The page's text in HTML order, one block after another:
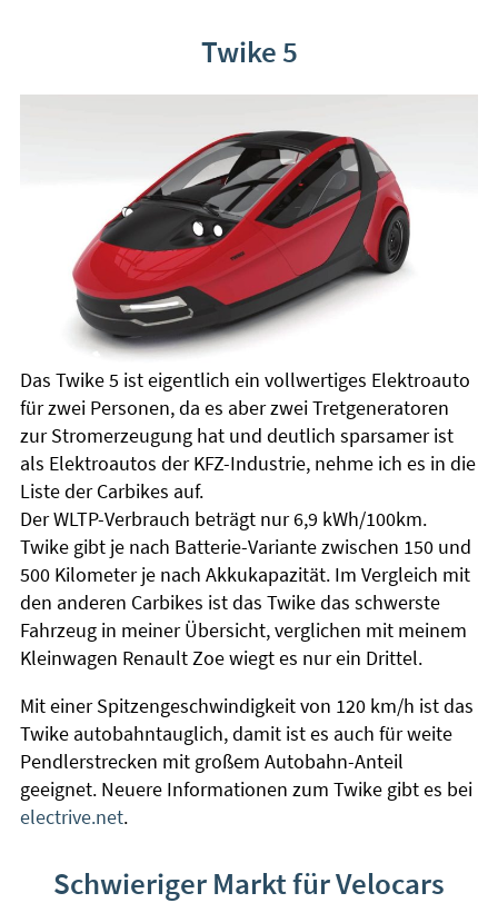
Twike 5
Das Twike 5 ist eigentlich ein vollwertiges Elektroauto
für zwei Personen, da es aber zwei Tretgeneratoren
zur Stromerzeugung hat und deutlich sparsamer ist
als Elektroautos der KFZ-Industrie, nehme ich es in die
Liste der Carbikes auf.
Der WLTP-Verbrauch beträgt nur 6,9 kWh/100km.
Twike gibt je nach Batterie-Variante zwischen 150 und
500 Kilometer je nach Akkukapazität. Im Vergleich mit
den anderen Carbikes ist das Twike das schwerste
Fahrzeug in meiner Übersicht, verglichen mit meinem
Kleinwagen Renault Zoe wiegt es nur ein Drittel.
Mit einer Spitzengeschwindigkeit von 120 km/h ist das
Twike autobahntauglich, damit ist es auch für weite
Pendlerstrecken mit großem Autobahn-Anteil
geeignet. Neuere Informationen zum Twike gibt es bei
electrive.net.
Schwieriger Markt für Velocars